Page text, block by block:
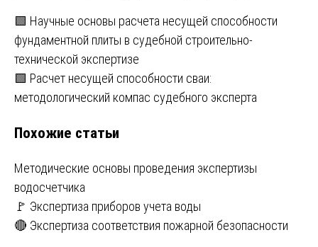
Навигация
по
записям
🟩 Научные основы расчета несущей способности
фундаментной плиты в судебной строительно-
технической экспертизе
🟩 Расчет несущей способности сваи:
методологический компас судебного эксперта
Похожие статьи
Методические основы проведения экспертизы
водосчетчика
🚩 Экспертиза приборов учета воды
🔴 Экспертиза соответствия пожарной безопасности